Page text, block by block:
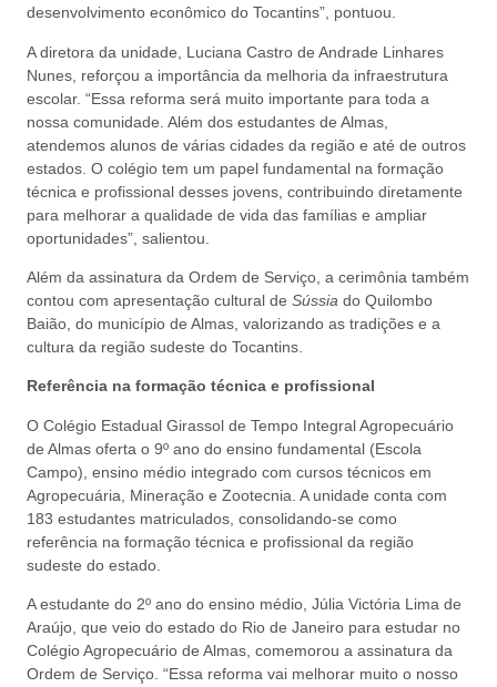
desenvolvimento econômico do Tocantins”, pontuou.
A diretora da unidade, Luciana Castro de Andrade Linhares
Nunes, reforçou a importância da melhoria da infraestrutura
escolar. “Essa reforma será muito importante para toda a
nossa comunidade. Além dos estudantes de Almas,
atendemos alunos de várias cidades da região e até de outros
estados. O colégio tem um papel fundamental na formação
técnica e profissional desses jovens, contribuindo diretamente
para melhorar a qualidade de vida das famílias e ampliar
oportunidades”, salientou.
Além da assinatura da Ordem de Serviço, a cerimônia também
contou com apresentação cultural de Sússia do Quilombo
Baião, do município de Almas, valorizando as tradições e a
cultura da região sudeste do Tocantins.
Referência na formação técnica e profissional
O Colégio Estadual Girassol de Tempo Integral Agropecuário
de Almas oferta o 9º ano do ensino fundamental (Escola
Campo), ensino médio integrado com cursos técnicos em
Agropecuária, Mineração e Zootecnia. A unidade conta com
183 estudantes matriculados, consolidando-se como
referência na formação técnica e profissional da região
sudeste do estado.
A estudante do 2º ano do ensino médio, Júlia Victória Lima de
Araújo, que veio do estado do Rio de Janeiro para estudar no
Colégio Agropecuário de Almas, comemorou a assinatura da
Ordem de Serviço. “Essa reforma vai melhorar muito o nosso